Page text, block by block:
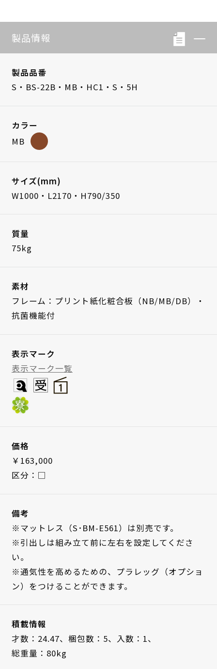
製品情報
製品品番
S・BS-22B・MB・HC1・S・5H
カラー
MB
サイズ(mm)
W1000・L2170・H790/350
質量
75kg
素材
フレーム：プリント紙化粧合板（NB/MB/DB）・
抗菌機能付
表示マーク
表示マーク一覧
価格
￥163,000
区分：□
備考
※マットレス（S･BM-E561）は別売です。
※引出しは組み立て前に左右を設定してくださ
い。
※通気性を高めるための、プラレッグ（オプショ
ン）をつけることができます。
積載情報
才数：24.47、 梱包数：5、 入数：1、
総重量：80kg